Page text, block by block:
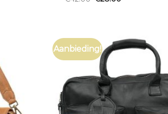
Aanbieding!